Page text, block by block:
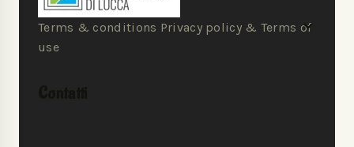
Terms & conditions Privacy policy & Terms of
use